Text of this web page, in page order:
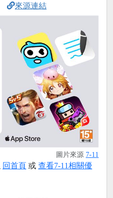
來源連結
圖片來源 7-11
回首頁 或 查看7-11相關優